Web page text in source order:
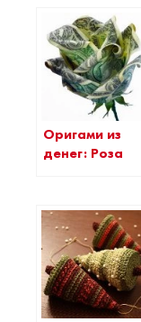
Оригами из
денег: Роза